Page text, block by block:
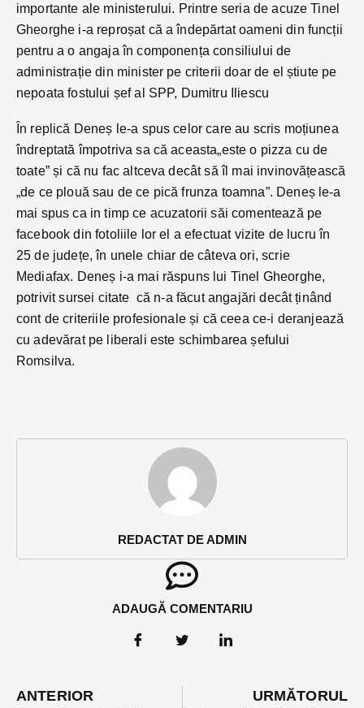
REDACTAT DE ADMIN
ADAUGĂ COMENTARIU
importante ale ministerului. Printre seria de acuze Tinel
Gheorghe i-a reproșat că a îndepărtat oameni din funcții
pentru a o angaja în componența consiliului de
administrație din minister pe criterii doar de el știute pe
nepoata fostului șef al SPP, Dumitru Iliescu
În replică Deneș le-a spus celor care au scris moțiunea
îndreptată împotriva sa că aceasta„este o pizza cu de
toate” și că nu fac altceva decât să îl mai invinovățească
„de ce plouă sau de ce pică frunza toamna”. Deneș le-a
mai spus ca in timp ce acuzatorii săi comentează pe
facebook din fotoliile lor el a efectuat vizite de lucru în
25 de județe, în unele chiar de câteva ori, scrie
Mediafax. Deneș i-a mai răspuns lui Tinel Gheorghe,
potrivit sursei citate că n-a făcut angajări decât ținând
cont de criteriile profesionale și că ceea ce-i deranjează
cu adevărat pe liberali este schimbarea șefului
Romsilva.
ANTERIOR URMĂTORUL